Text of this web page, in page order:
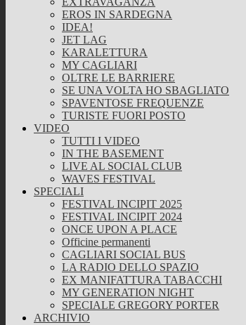
EROS IN SARDEGNA
IDEA!
JET LAG
KARALETTURA
MY CAGLIARI
OLTRE LE BARRIERE
SE UNA VOLTA HO SBAGLIATO
SPAVENTOSE FREQUENZE
TURISTE FUORI POSTO
VIDEO
TUTTI I VIDEO
IN THE BASEMENT
LIVE AL SOCIAL CLUB
WAVES FESTIVAL
SPECIALI
FESTIVAL INCIPIT 2025
FESTIVAL INCIPIT 2024
ONCE UPON A PLACE
Officine permanenti
CAGLIARI SOCIAL BUS
LA RADIO DELLO SPAZIO
EX MANIFATTURA TABACCHI
MY GENERATION NIGHT
SPECIALE GREGORY PORTER
ARCHIVIO